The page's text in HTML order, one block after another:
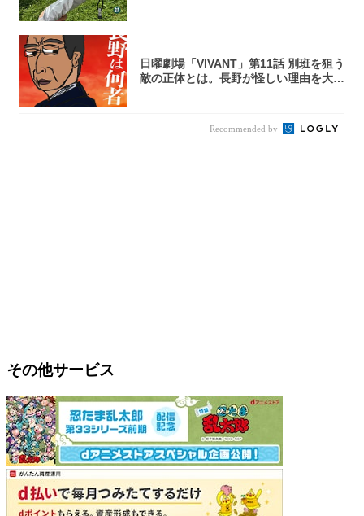
日曜劇場「VIVANT」第11話 別班を狙う
敵の正体とは。長野が怪しい理由を大
Recommended by
その他サービス